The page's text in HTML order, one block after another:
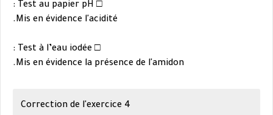
□ Test au papier pH :
Mis en évidence l'acidité.
□ Test à l’eau iodée :
Mis en évidence la présence de l'amidon.
Correction de l'exercice 4